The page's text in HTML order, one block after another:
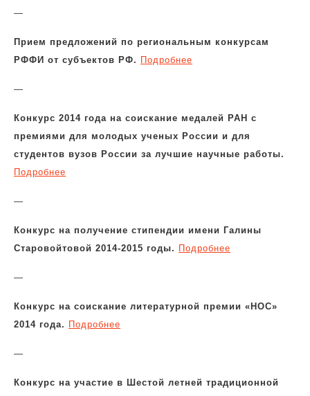
—
Прием предложений по региональным конкурсам
РФФИ от субъектов РФ. Подробнее
—
Конкурс 2014 года на соискание медалей РАН с
премиями для молодых ученых России и для
студентов вузов России за лучшие научные работы.
Подробнее
—
Конкурс на получение стипендии имени Галины
Старовойтовой 2014-2015 годы. Подробнее
—
Конкурс на соискание литературной премии «НОС»
2014 года. Подробнее
—
Конкурс на участие в Шестой летней традиционной